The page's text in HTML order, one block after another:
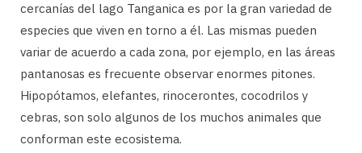
cercanías del lago Tanganica es por la gran variedad de
especies que viven en torno a él. Las mismas pueden
variar de acuerdo a cada zona, por ejemplo, en las áreas
pantanosas es frecuente observar enormes pitones.
Hipopótamos, elefantes, rinocerontes, cocodrilos y
cebras, son solo algunos de los muchos animales que
conforman este ecosistema.